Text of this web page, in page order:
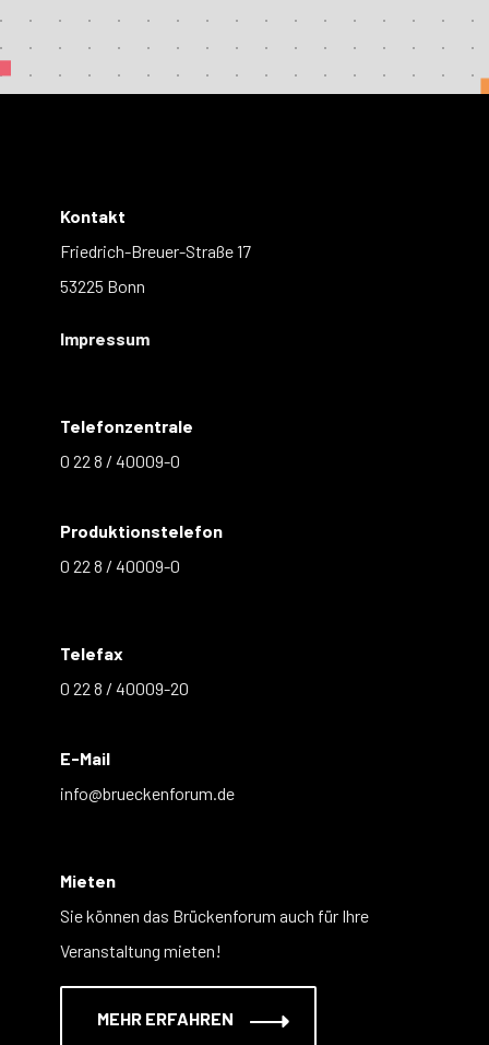
Kontakt
Friedrich-Breuer-Straße 17
53225 Bonn
Impressum
Telefonzentrale
0 22 8 / 40009-0
Produktionstelefon
0 22 8 / 40009-0
Telefax
0 22 8 / 40009-20
E-Mail
info@brueckenforum.de
Mieten
Sie können das Brückenforum auch für Ihre
Veranstaltung mieten!
MEHR ERFAHREN